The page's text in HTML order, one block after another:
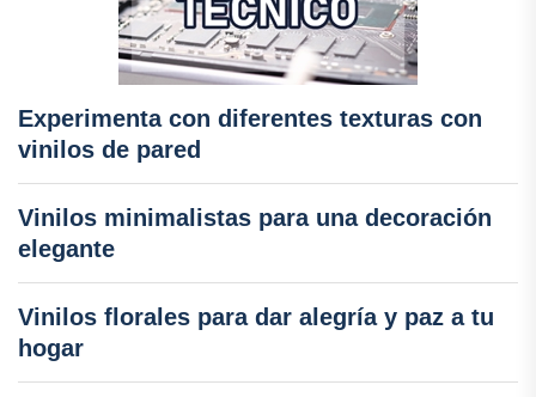
Experimenta con diferentes texturas con
vinilos de pared
Vinilos minimalistas para una decoración
elegante
Vinilos florales para dar alegría y paz a tu
hogar